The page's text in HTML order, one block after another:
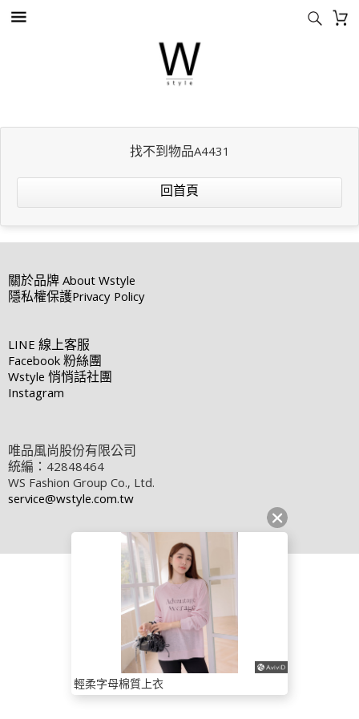
找不到物品A4431
回首頁
關於品牌About Wstyle
隱私權保護Privacy Policy
LINE線上客服
Facebook粉絲團
Wstyle悄悄話社團
Instagram
唯品風尚股份有限公司
統編：42848464
WS Fashion Group Co., Ltd.
service@wstyle.com.tw
輕柔字母棉質上衣